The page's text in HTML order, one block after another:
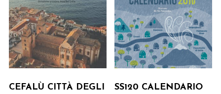
CEFALÙ CITTÀ DEGLI SS120 CALENDARIO